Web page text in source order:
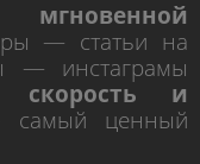
мгновенной
— статьи на
— инстаграмы
скорость и
ценный